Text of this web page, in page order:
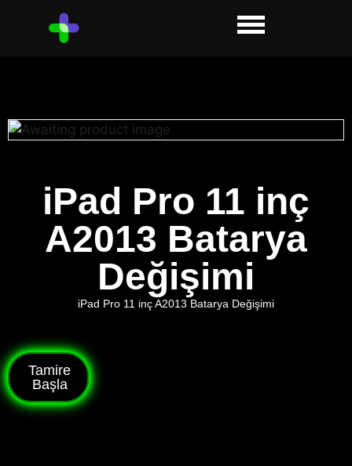
iPad Pro 11 inç
A2013 Batarya
Değişimi
iPad Pro 11 inç A2013 Batarya Değişimi
Tamire
Başla